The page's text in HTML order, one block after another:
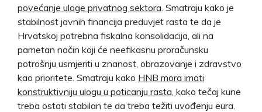
povećanje uloge privatnog sektora . Smatraju kako je
stabilnost javnih financija preduvjet rasta te da je
Hrvatskoj potrebna fiskalna konsolidacija, ali na
pametan način koji će neefikasnu proračunsku
potrošnju usmjeriti u znanost, obrazovanje i zdravstvo
kao prioritete. Smatraju kako HNB mora imati
konstruktivniju ulogu u poticanju rasta, kako tečaj kune
treba ostati stabilan te da treba težiti uvođenju eura.